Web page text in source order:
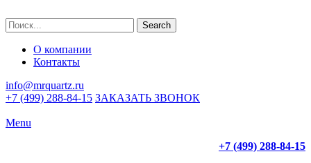
Search
О компании
Контакты
info@mrquartz.ru
+7 (499) 288-84-15 ЗАКАЗАТЬ ЗВОНОК
Menu
+7 (499) 288-84-15